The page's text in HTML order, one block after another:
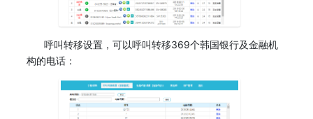
呼叫转移设置，可以呼叫转移369个韩国银行及金融机
构的电话：